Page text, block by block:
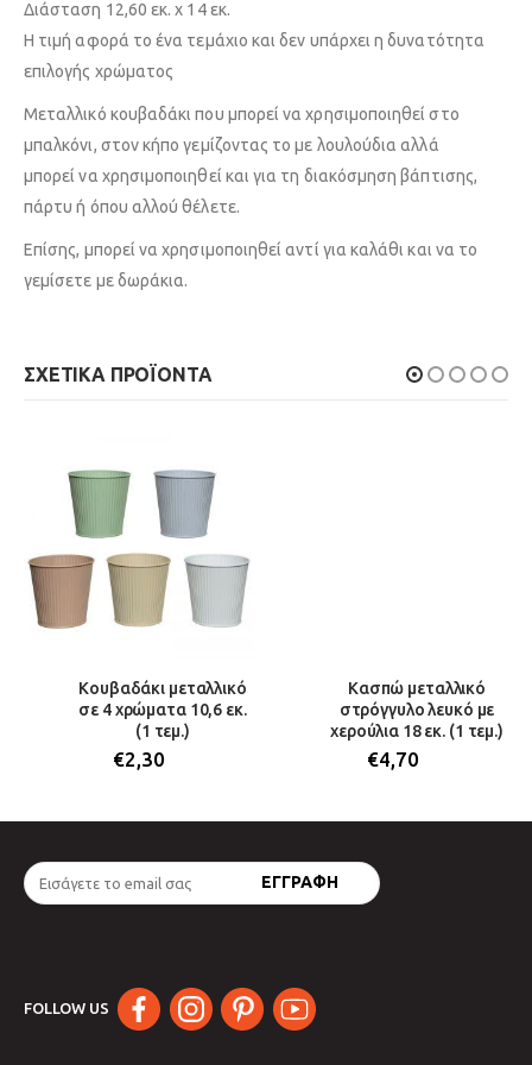
Διάσταση 12,60 εκ. x 14 εκ.
Η τιμή αφορά το ένα τεμάχιο και δεν υπάρχει η δυνατότητα
επιλογής χρώματος
Μεταλλικό κουβαδάκι που μπορεί να χρησιμοποιηθεί στο
μπαλκόνι, στον κήπο γεμίζοντας το με λουλούδια αλλά
μπορεί να χρησιμοποιηθεί και για τη διακόσμηση βάπτισης,
πάρτυ ή όπου αλλού θέλετε.
Επίσης, μπορεί να χρησιμοποιηθεί αντί για καλάθι και να το
γεμίσετε με δωράκια.
ΣΧΕΤΙΚΆ ΠΡΟΪΌΝΤΑ
Κουβαδάκι μεταλλικό
σε 4 χρώματα 10,6 εκ.
(1 τεμ.)
€2,30
Κασπώ μεταλλικό
στρόγγυλο λευκό με
χερούλια 18 εκ. (1 τεμ.)
€4,70
FOLLOW US